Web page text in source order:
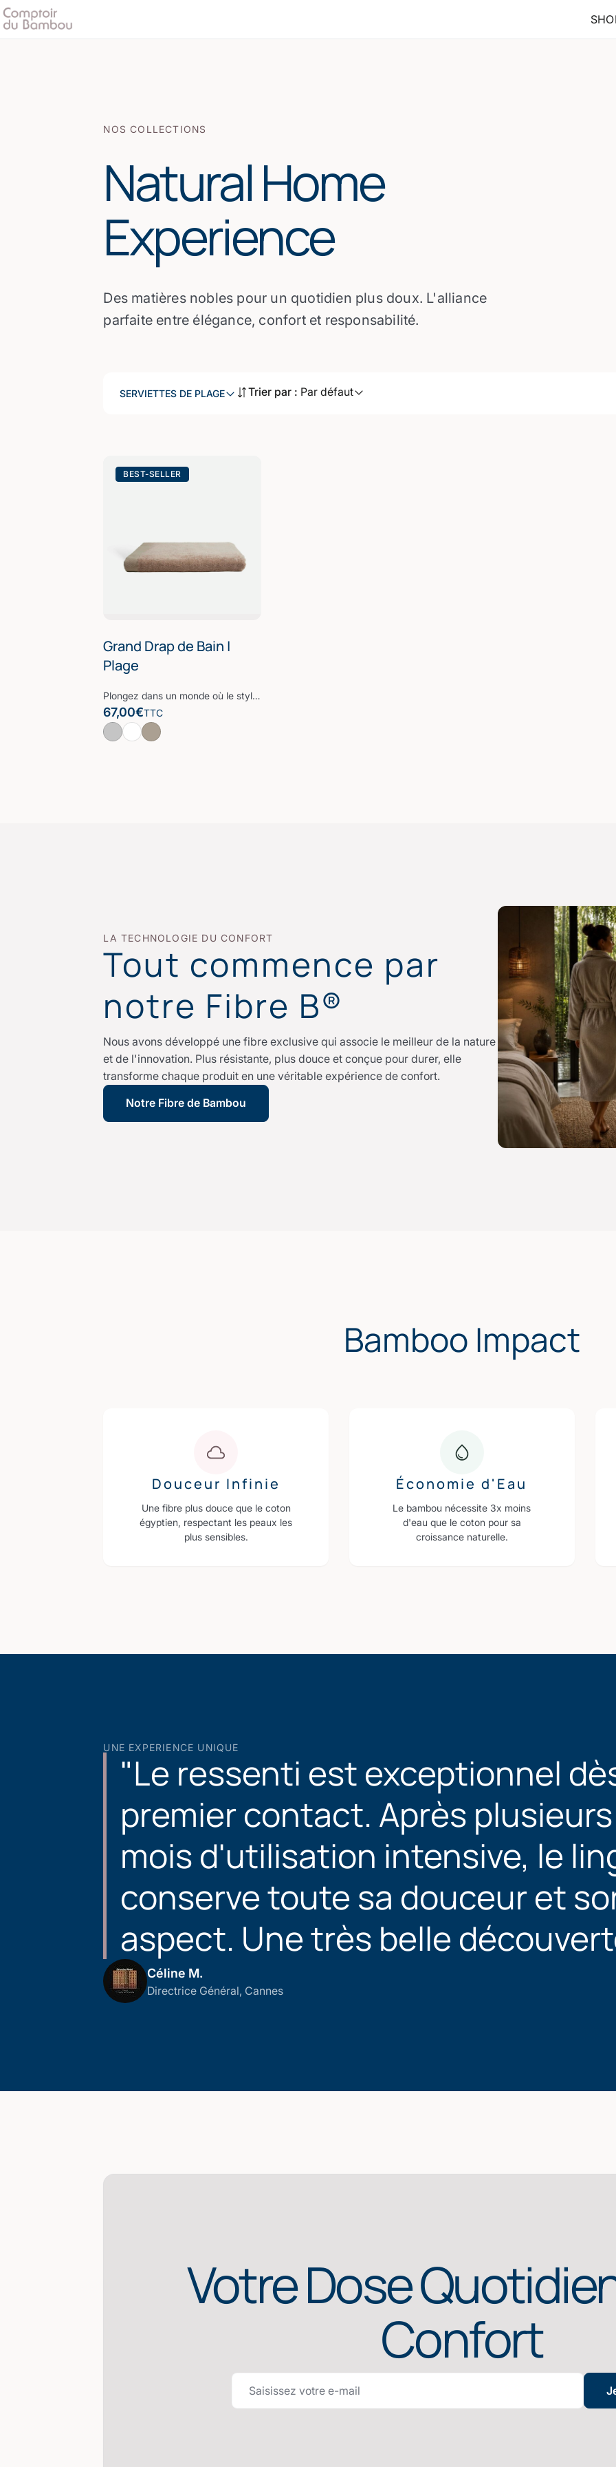
NOS COLLECTIONS
Natural Home
Experience
Des matières nobles pour un quotidien plus doux. L'alliance
parfaite entre élégance, confort et responsabilité.
SERVIETTES DE PLAGE Trier par : Par défaut
BEST-SELLER
Grand Drap de Bain |
Plage
Plongez dans un monde où le style rencontre le confort avec notre grand drap de bain de la Collection Grand Hôtel. Grâce à sa douceur incomparable et les propriétés écologiques du bambou, vous sécher à la sortie de votre douche sera le meilleur moment de votre routine quotidienne. Une pièce maîtresse qui allie confort, élégance et durabilité – un ajout indispensable à votre collection de linge de maison.
67,00€TTC
LA TECHNOLOGIE DU CONFORT
Tout commence par
notre Fibre B®
Nous avons développé une fibre exclusive qui associe le meilleur de la nature
et de l'innovation. Plus résistante, plus douce et conçue pour durer, elle
transforme chaque produit en une véritable expérience de confort.
Notre Fibre de Bambou
Bamboo Impact
Douceur Infinie
Une fibre plus douce que le coton
égyptien, respectant les peaux les
plus sensibles.
Économie d'Eau
Le bambou nécessite 3x moins
d'eau que le coton pour sa
croissance naturelle.
UNE EXPERIENCE UNIQUE
"Le ressenti est exceptionnel
premier contact. Après plusieurs
mois d'utilisation intensive, le
conserve toute sa douceur et
aspect. Une très belle
Céline M.
Directrice Général, Cannes
Votre Dose
Confort